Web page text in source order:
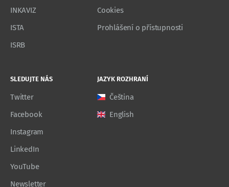
INKAVIZ
ISTA
ISRB
Cookies
Prohlášení o přístupnosti
SLEDUJTE NÁS
Twitter
Facebook
Instagram
LinkedIn
YouTube
Newsletter
JAZYK ROZHRANÍ
Čeština
English